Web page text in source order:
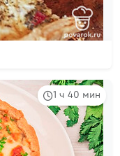
1 ч 40 мин